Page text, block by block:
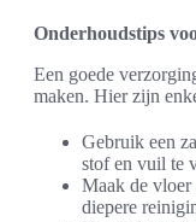
Onderhoudstips
Een goede
maken. Hier zijn
Gebruik een
stof en vuil te
Maak de vloer
diepere